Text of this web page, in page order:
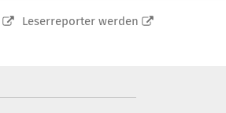
Leserreporter werden